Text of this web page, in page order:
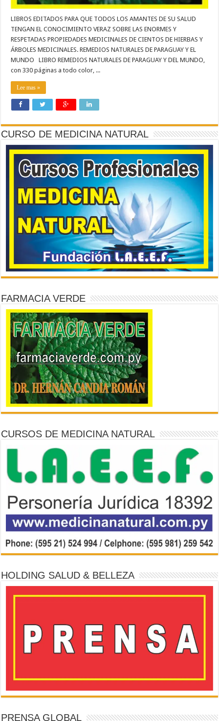
LIBROS EDITADOS PARA QUE TODOS LOS AMANTES DE SU SALUD
TENGAN EL CONOCIMIENTO VERAZ SOBRE LAS ENORMES Y
RESPETADAS PROPIEDADES MEDICINALES DE CIENTOS DE HIERBAS Y
ÁRBOLES MEDICINALES. REMEDIOS NATURALES DE PARAGUAY Y EL
MUNDO LIBRO REMEDIOS NATURALES DE PARAGUAY Y DEL MUNDO,
con 330 páginas a todo color, ...
Lee mas »
CURSO DE MEDICINA NATURAL
FARMACIA VERDE
CURSOS DE MEDICINA NATURAL
HOLDING SALUD & BELLEZA
PRENSA GLOBAL